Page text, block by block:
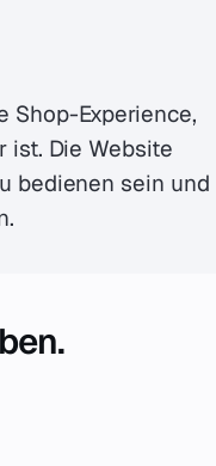
Shop-Experience,
Die Website
bedienen sein und